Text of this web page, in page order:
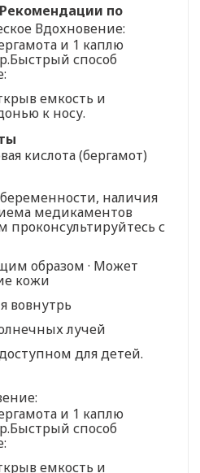
Рекомендации по
Вдохновение:
и 1 каплю
способ
емкость и
к носу.
кислота (бергамот)
наличия
медикаментов
с
образом · Может
кожи
вовнутрь
лучей
для детей.
и 1 каплю
способ
емкость и